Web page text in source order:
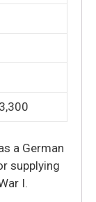
a German
supplying
I.